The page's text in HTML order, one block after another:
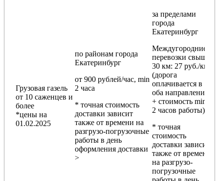
Грузовая газель
от 10 саженцев и
более
*цены на
01.02.2025
по районам города
Екатеринбург
от 900 рублей/час, min
2 часа
* точная стоимость
доставки зависит
также от времени на
разгрузо-погрузочные
работы в день
оформления доставки
>
за пределами
города
Екатеринбург
Междугородние
перевозки свыше
30 км: 27 руб./км
(дорога
оплачивается в
оба направления
+ стоимость min
2 часов работы)
* точная
стоимость
доставки зависит
также от времени
на разгрузо-
погрузочные